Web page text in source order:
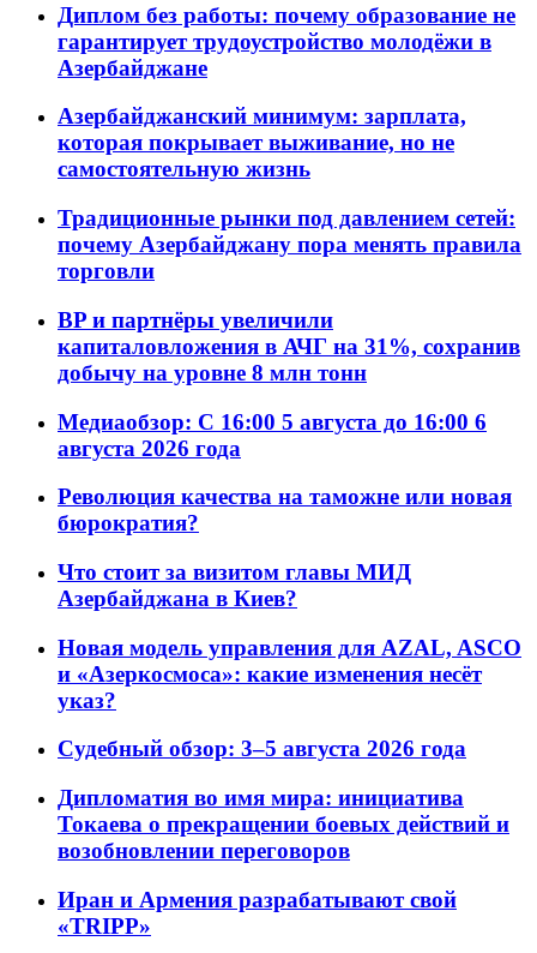
Диплом без работы: почему образование не
гарантирует трудоустройство молодёжи в
Азербайджане
Азербайджанский минимум: зарплата,
которая покрывает выживание, но не
самостоятельную жизнь
Традиционные рынки под давлением сетей:
почему Азербайджану пора менять правила
торговли
BP и партнёры увеличили
капиталовложения в АЧГ на 31%, сохранив
добычу на уровне 8 млн тонн
Медиаобзор: С 16:00 5 августа до 16:00 6
августа 2026 года
Революция качества на таможне или новая
бюрократия?
Что стоит за визитом главы МИД
Азербайджана в Киев?
Новая модель управления для AZAL, ASCO
и «Азеркосмоса»: какие изменения несёт
указ?
Судебный обзор: 3–5 августа 2026 года
Дипломатия во имя мира: инициатива
Токаева о прекращении боевых действий и
возобновлении переговоров
Иран и Армения разрабатывают свой
«TRIPP»